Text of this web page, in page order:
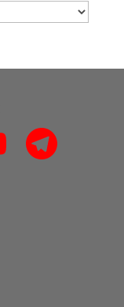
Telegram